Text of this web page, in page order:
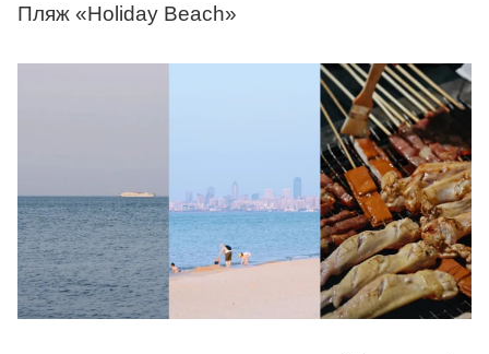
Пляж «Holiday Beach»